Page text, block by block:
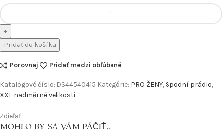
Pridať do košíka
Porovnaj Pridať medzi obľúbené
Katalógové číslo: DS44540415 Kategórie: PRO ŽENY, Spodní prádlo,
XXL nadměrné velikosti
Zdieľať:
MOHLO BY SA VÁM PÁČIŤ…